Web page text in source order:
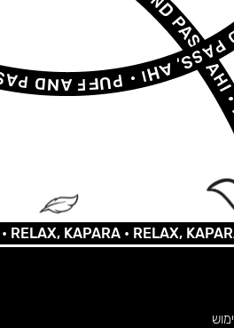
KAPARA •RELAX, KAPARA •